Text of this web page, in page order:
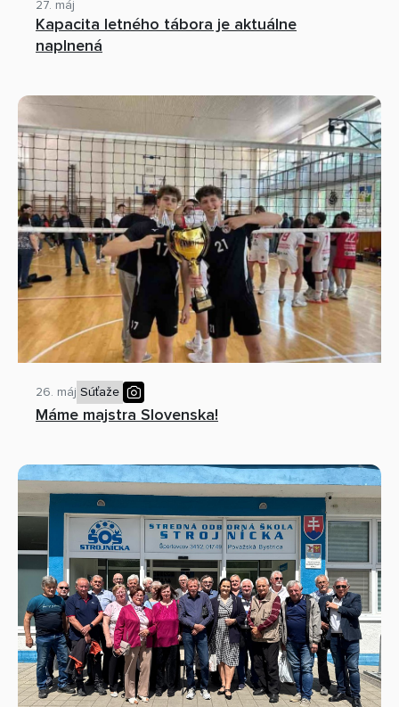
27. máj
Kapacita letného tábora je aktuálne
naplnená
26. máj Súťaže
Máme majstra Slovenska!